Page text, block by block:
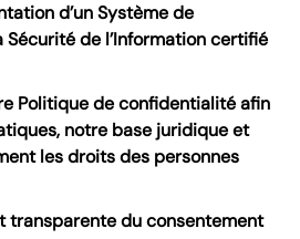
d’un Système de
Sécurité de l’Information certifié
Politique de confidentialité afin
notre base juridique et
les droits des personnes
transparente du consentement